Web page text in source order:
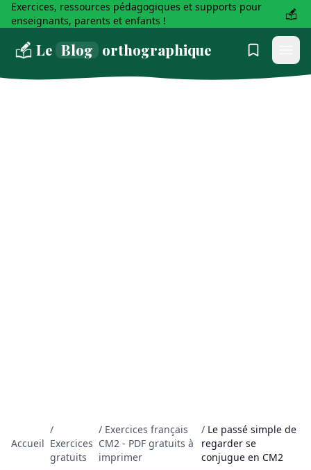
Exercices, ressources pédagogiques et supports pour
enseignants, parents et enfants !
Le Blog orthographique
Accueil
/
Exercices
gratuits
/ Exercices français
CM2 - PDF gratuits à
imprimer
/ Le passé simple de
regarder se
conjugue en CM2